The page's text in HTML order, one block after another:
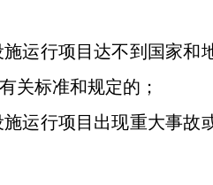
运行项目达不到国家和
关标准和规定的；
运行项目出现重大事故